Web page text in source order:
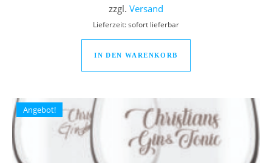
zzgl. Versand
Lieferzeit: sofort lieferbar
IN DEN WARENKORB
Angebot!